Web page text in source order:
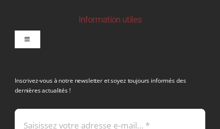
Information utiles
Toggle
Inscrivez-vous à notre newsletter et soyez toujours informés des
dernières actualités !